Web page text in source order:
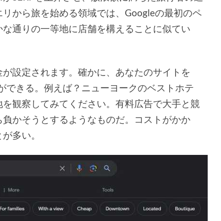
から旅を始める領域では、Googleの最初のペ
通りの一等地に店舗を構えることに似てい
設定されます。確かに、あなたのサイトを
できる。例えば？ニューヨークのベストホテ
観察してみてください。有料広告で大手と競
かそうとするようなものだ。コストがかか
多い。